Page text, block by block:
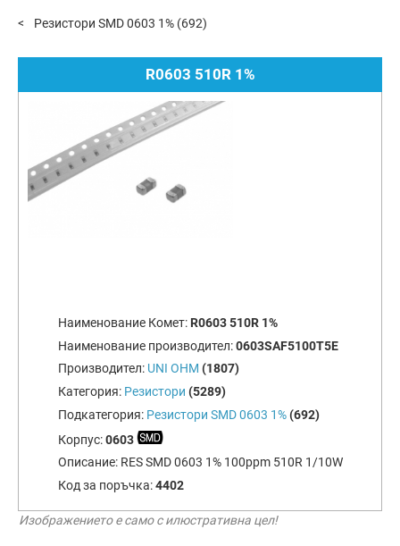
Резистори SMD 0603 1% (692)
R0603 510R 1%
Наименование Комет: R0603 510R 1%
Наименование производител:0603SAF5100T5E
Производител: UNI OHM (1807)
Категория: Резистори (5289)
Подкатегория: Резистори SMD 0603 1% (692)
Корпус:0603
Описание: RES SMD 0603 1% 100ppm 510R 1/10W
Код за поръчка:4402
Изображението е само с илюстративна цел!